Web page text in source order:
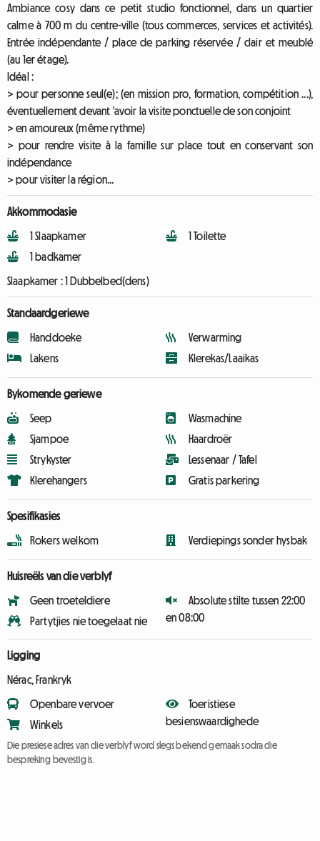
Ambiance cosy dans ce petit studio fonctionnel, dans un quartier
calme à 700 m du centre-ville (tous commerces, services et activités).
Entrée indépendante / place de parking réservée / clair et meublé
(au 1er étage).
Idéal :
> pour personne seul(e); (en mission pro, formation, compétition ...),
éventuellement devant 'avoir la visite ponctuelle de son conjoint
> en amoureux (même rythme)
> pour rendre visite à la famille sur place tout en conservant son
indépendance
> pour visiter la région...
Akkommodasie
1 Slaapkamer
1 badkamer
1 Toilette
Slaapkamer :1 Dubbelbed(dens)
Standaardgeriewe
Handdoeke
Lakens
Verwarming
Klerekas/Laaikas
Bykomende geriewe
Seep
Sjampoe
Strykyster
Klerehangers
Wasmachine
Haardroër
Lessenaar / Tafel
Gratis parkering
Spesifikasies
Rokers welkom Verdiepings sonder hysbak
Huisreëls van die verblyf
Geen troeteldiere
Partytjies nie toegelaat nie
Absolute stilte tussen 22:00
en 08:00
Ligging
Nérac, Frankryk
Openbare vervoer
Winkels
Toeristiese
besienswaardighede
Die presiese adres van die verblyf word slegs bekend gemaak sodra die
bespreking bevestig is.